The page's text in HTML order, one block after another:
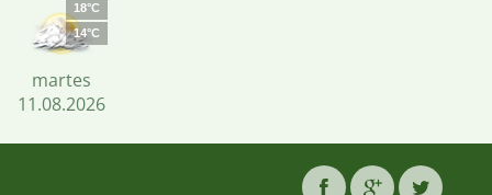
18°C
14°C
martes
11.08.2026